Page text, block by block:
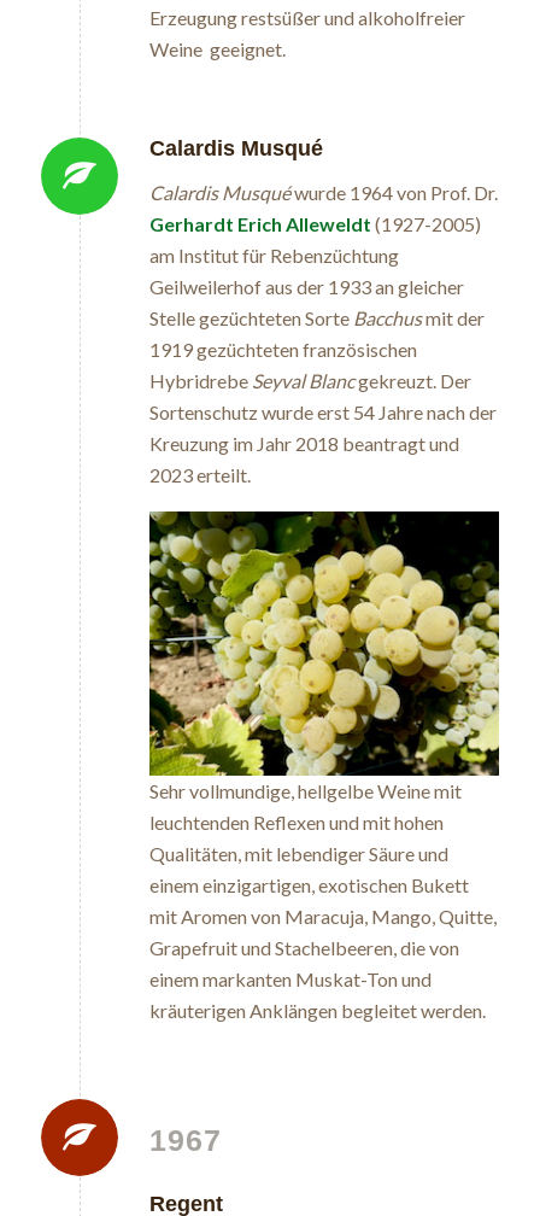
Erzeugung restsüßer und alkoholfreier
Weine geeignet.
Calardis Musqué
Calardis Musquéwurde 1964 von Prof. Dr.
Gerhardt Erich Alleweldt (1927-2005)
am Institut für Rebenzüchtung
Geilweilerhof aus der 1933 an gleicher
Stelle gezüchteten Sorte Bacchusmit der
1919 gezüchteten französischen
Hybridrebe Seyval Blancgekreuzt. Der
Sortenschutz wurde erst 54 Jahre nach der
Kreuzung im Jahr 2018 beantragt und
2023 erteilt.
Sehr vollmundige, hellgelbe Weine mit
leuchtenden Reflexen und mit hohen
Qualitäten, mit lebendiger Säure und
einem einzigartigen, exotischen Bukett
mit Aromen von Maracuja, Mango, Quitte,
Grapefruit und Stachelbeeren, die von
einem markanten Muskat-Ton und
kräuterigen Anklängen begleitet werden.
1967
Regent